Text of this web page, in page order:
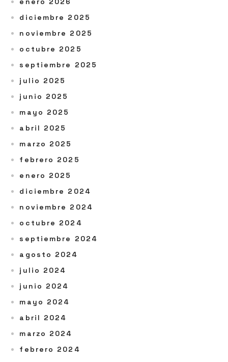
diciembre 2025
noviembre 2025
octubre 2025
septiembre 2025
julio 2025
junio 2025
mayo 2025
abril 2025
marzo 2025
febrero 2025
enero 2025
diciembre 2024
noviembre 2024
octubre 2024
septiembre 2024
agosto 2024
julio 2024
junio 2024
mayo 2024
abril 2024
marzo 2024
febrero 2024